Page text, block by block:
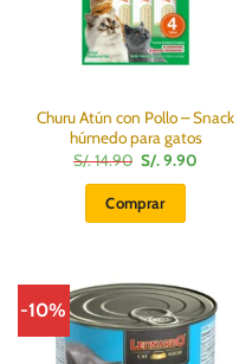
Churu Atún con Pollo – Snack
húmedo para gatos
S/.14.90 El
precio
original
era:
S/.
S/.9.90
Comprar
-10%